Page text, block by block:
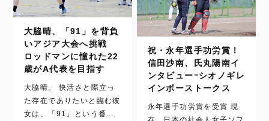
大脇晴、「91」を背負
いアジア大会へ挑戦
ロッドマンに憧れた22
歳がA代表を目指す
大脇晴。 快活さと際立っ
た存在でありたいと臨む彼
女は、「91」という番号
祝・永年選手功労賞！
信田沙南、氏丸陽南イ
ンタビューｰシオノギレ
インボーストークス
永年選手功労賞を受賞 現